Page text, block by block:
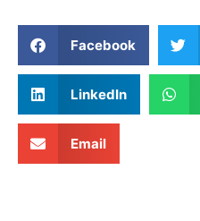
Facebook
LinkedIn
Email